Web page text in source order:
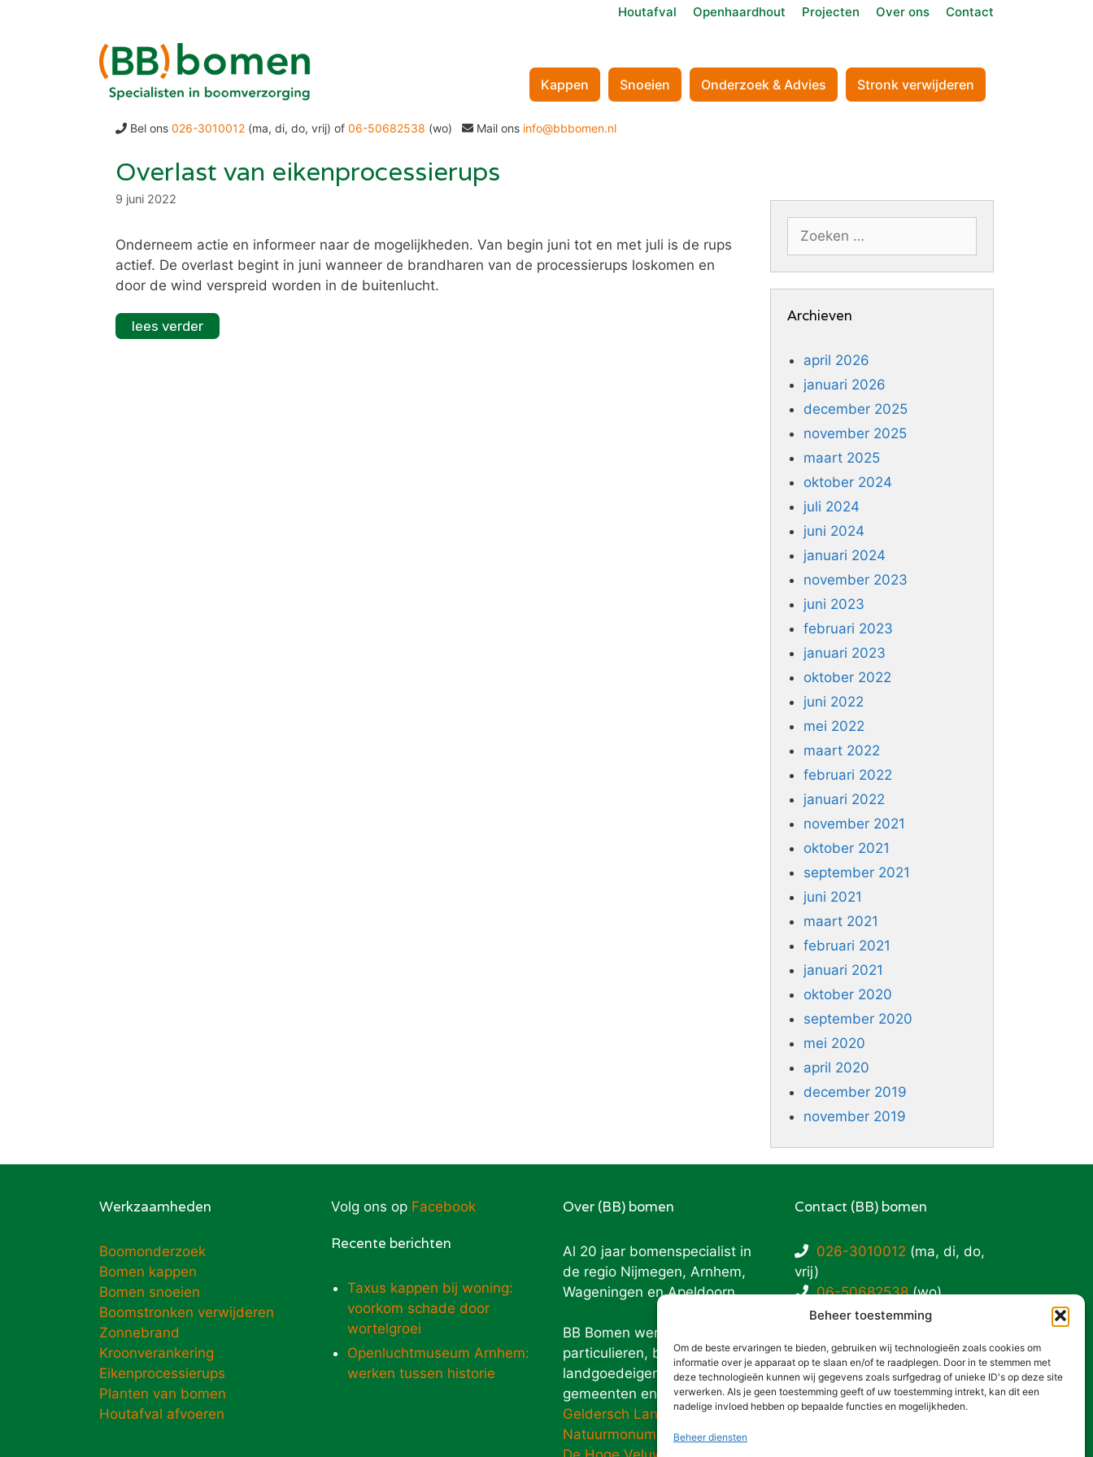
Beheer toestemming
Om de beste ervaringen te bieden, gebruiken wij technologieën zoals cookies om
informatie over je apparaat op te slaan en/of te raadplegen. Door in te stemmen met
deze technologieën kunnen wij gegevens zoals surfgedrag of unieke ID's op deze site
verwerken. Als je geen toestemming geeft of uw toestemming intrekt, kan dit een
nadelige invloed hebben op bepaalde functies en mogelijkheden.
Beheer diensten
Houtafval Openhaardhout Projecten Over ons Contact
Kappen Snoeien Onderzoek & Advies Stronk verwijderen
Bel ons 026-3010012 (ma, di, do, vrij) of 06-50682538 (wo) Mail ons info@bbbomen.nl
Overlast van eikenprocessierups
9 juni 2022
Onderneem actie en informeer naar de mogelijkheden. Van begin juni tot en met juli is de rups
actief. De overlast begint in juni wanneer de brandharen van de processierups loskomen en
door de wind verspreid worden in de buitenlucht.
lees verder
naar:
Archieven
april 2026
januari 2026
december 2025
november 2025
maart 2025
oktober 2024
juli 2024
juni 2024
januari 2024
november 2023
juni 2023
februari 2023
januari 2023
oktober 2022
juni 2022
mei 2022
maart 2022
februari 2022
januari 2022
november 2021
oktober 2021
september 2021
juni 2021
maart 2021
februari 2021
januari 2021
oktober 2020
september 2020
mei 2020
april 2020
december 2019
november 2019
Werkzaamheden
Boomonderzoek
Bomen kappen
Bomen snoeien
Boomstronken verwijderen
Zonnebrand
Kroonverankering
Eikenprocessierups
Planten van bomen
Houtafval afvoeren
Volg ons op Facebook
Recente berichten
Taxus kappen bij woning:
voorkom schade door
wortelgroei
Openluchtmuseum Arnhem:
werken tussen historie
Over (BB) bomen
Al 20 jaar bomenspecialist in
de regio Nijmegen, Arnhem,
Wageningen en Apeldoorn.
BB Bomen werkt voor
particulieren, bos- en
landgoedeigenaren,
gemeenten en overheden:
Geldersch Landschap
Natuurmonumenten
Contact (BB) bomen
026-3010012 (ma, di, do,
vrij)
06-50682538(wo)
info@bbbomen.nl
Privacy- en cookieverklaring